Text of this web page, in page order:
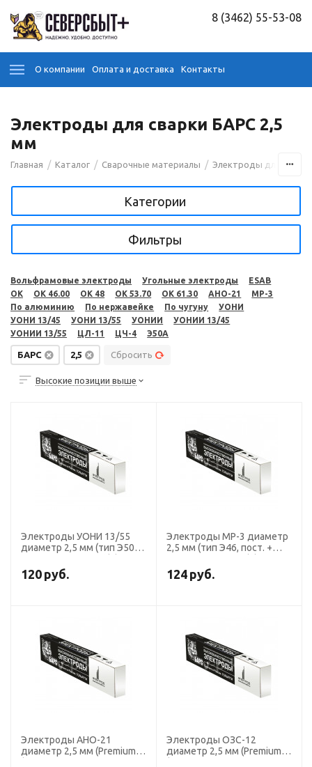
8 (3462) 55-53-08
О компании Оплата и доставка Контакты
Электроды для сварки БАРС 2,5
мм
Главная / Каталог / Сварочные материалы / Электроды для сварки
Категории
Фильтры
Вольфрамовые электроды Угольные электроды
ESAB
OK
OK 46.00 OK 48 OK 53.70 OK 61.30 АНО-21
МР-3
По алюминию
По нержавейке По чугуну
УОНИ
УОНИ 13/45
УОНИ 13/55 УОНИИ
УОНИИ 13/45
УОНИИ 13/55
ЦЛ-11 ЦЧ-4 Э50А
БАРС 2,5 Сбросить
Высокие позиции выше
Электроды УОНИ 13/55
диаметр 2,5 мм (тип Э50А,
1 кг, БАРС)
120 руб.
Электроды МР-3 диаметр
2,5 мм (тип Э46, пост. +
кг, БАРС)
124 руб.
Электроды АНО-21
диаметр 2,5 мм (Premium),
Электроды ОЗС-12
диаметр 2,5 мм (Premium),